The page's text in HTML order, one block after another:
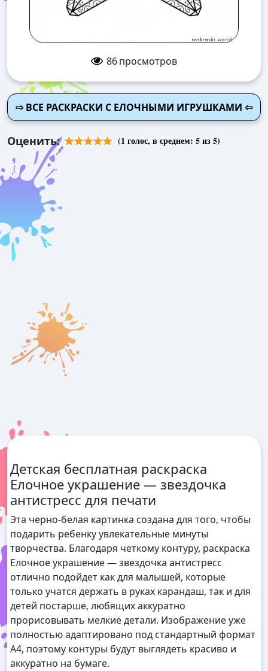
86просмотров
⇨ ВСЕ РАСКРАСКИ С ЕЛОЧНЫМИ ИГРУШКАМИ ⇦
Оценить: (1 голос, в среднем: 5из 5)
Детская бесплатная раскраска
Елочное украшение — звездочка
антистресс для печати
Эта черно-белая картинка создана для того, чтобы
подарить ребенку увлекательные минуты
творчества. Благодаря четкому контуру, раскраска
Елочное украшение — звездочка антистресс
отлично подойдет как для малышей, которые
только учатся держать в руках карандаш, так и для
детей постарше, любящих аккуратно
прорисовывать мелкие детали. Изображение уже
полностью адаптировано под стандартный формат
А4, поэтому контуры будут выглядеть красиво и
аккуратно на бумаге.